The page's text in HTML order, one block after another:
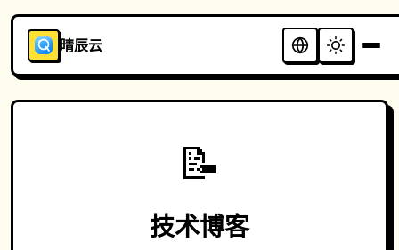
晴辰云
📝
技术博客